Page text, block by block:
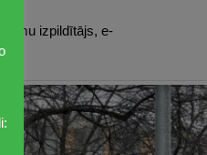
izpildītājs, e-